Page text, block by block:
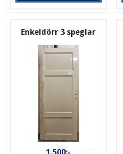
Enkeldörr 3 speglar